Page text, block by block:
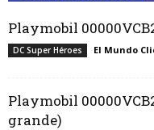
Playmobil
DC Super Héroes El Mundo
Playmobil
grande)